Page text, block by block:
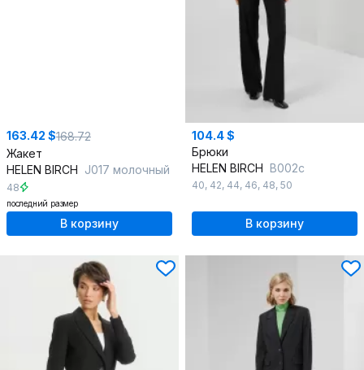
163.42 $168.72
Жакет
HELEN BIRCH J017 молочный
48
последний размер
В корзину
104.4 $
Брюки
HELEN BIRCH В002с
40, 42, 44, 46, 48, 50
В корзину